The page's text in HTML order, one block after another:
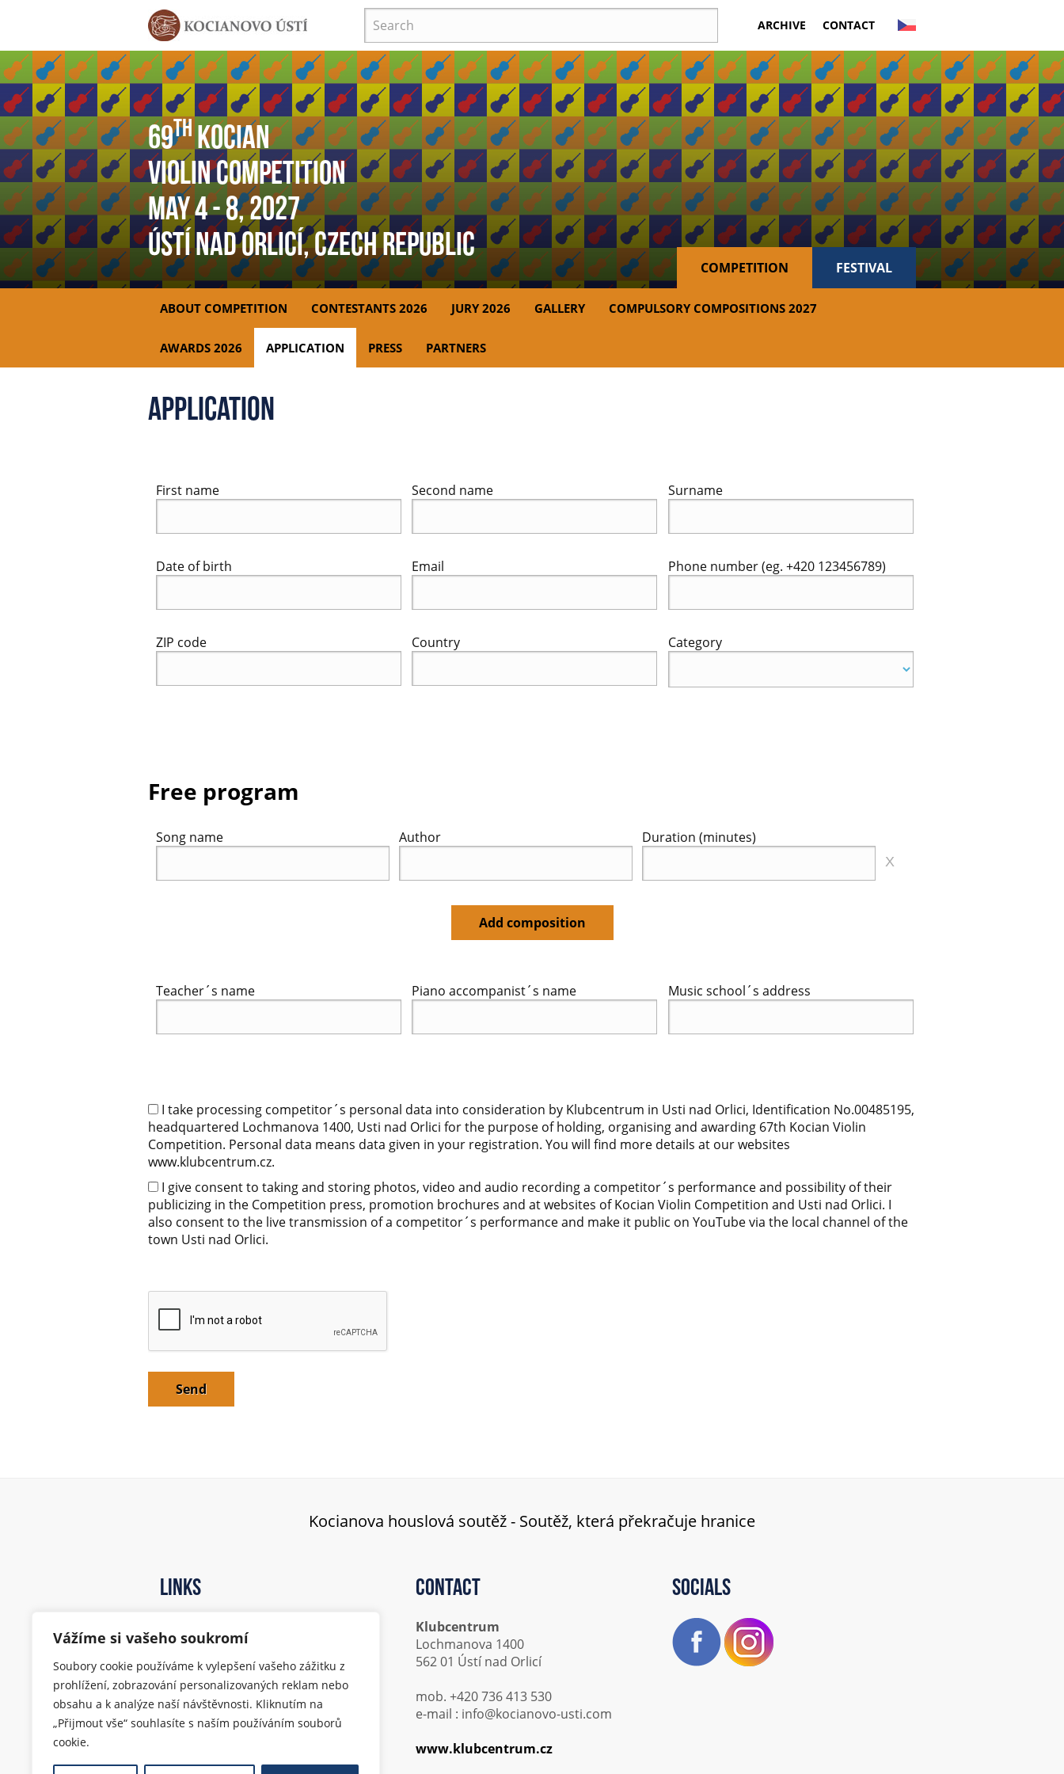
Vážíme si vašeho soukromí
Soubory cookie používáme k vylepšení vašeho zážitku z
prohlížení, zobrazování personalizovaných reklam nebo
obsahu a k analýze naší návštěvnosti. Kliknutím na
„Přijmout vše“ souhlasíte s naším používáním souborů
cookie.
Search ARCHIVE CONTACT
69th Kocian
Violin Competition
May 4- 8, 2027
Ústí nad Orlicí, Czech Republic
COMPETITION FESTIVAL
ABOUT COMPETITION CONTESTANTS 2026 JURY 2026 GALLERY COMPULSORY COMPOSITIONS 2027
AWARDS 2026 APPLICATION PRESS PARTNERS
Application
First name Second name Surname
Date of birth Email Phone number (eg. +420 123456789)
ZIP code Country Category
Free program
Song name Author Duration (minutes)
X
Add composition
Teacher´s name Piano accompanist´s name Music school´s address
I take processing competitor´s personal data into consideration by Klubcentrum in Usti nad Orlici, Identification No.00485195,
headquartered Lochmanova 1400, Usti nad Orlici for the purpose of holding, organising and awarding 67th Kocian Violin
Competition. Personal data means data given in your registration. You will find more details at our websites
www.klubcentrum.cz.
I give consent to taking and storing photos, video and audio recording a competitor´s performance and possibility of their
publicizing in the Competition press, promotion brochures and at websites of Kocian Violin Competition and Usti nad Orlici. I
also consent to the live transmission of a competitor´s performance and make it public on YouTube via the local channel of the
town Usti nad Orlici.
Kocianova houslová soutěž - Soutěž, která překračuje hranice
Links
Festival
Contact
Archive
Contact
Klubcentrum
Lochmanova 1400
562 01 Ústí nad Orlicí
mob. +420 736 413 530
e-mail : info@kocianovo-usti.com
www.klubcentrum.cz
Socials